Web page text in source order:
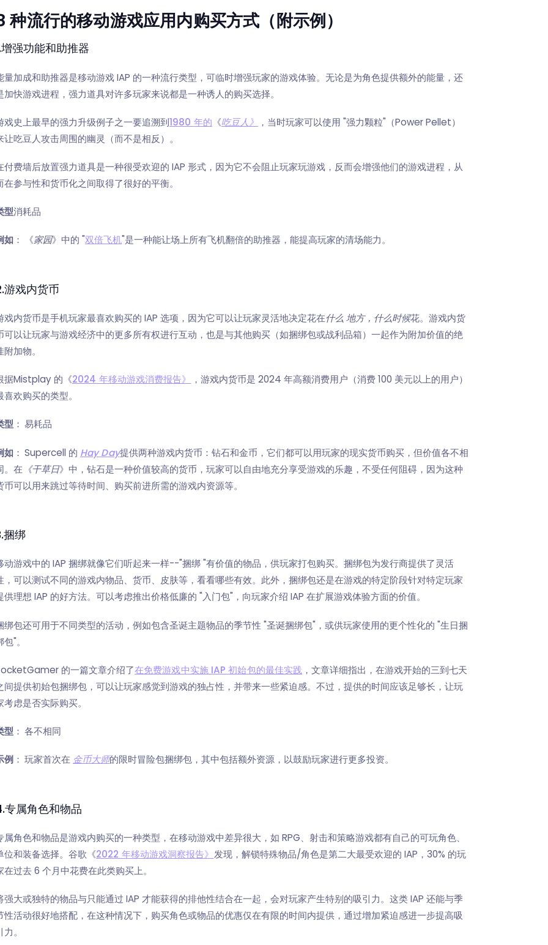
种流行的移动游戏应用内购买方式（附示例）
增强功能和助推器
量加成和助推器是移动游戏 IAP 的一种流行类型，可临时增强玩家的游戏体验。无论是为角色提供额外的能量，还
加快游戏进程，强力道具对许多玩家来说都是一种诱人的购买选择。
戏史上最早的强力升级例子之一要追溯到1980 年的 《吃豆人》
，当时玩家可以使用 "强力颗粒"（Power Pellet）
让吃豆人攻击周围的幽灵（而不是相反）。
付费墙后放置强力道具是一种很受欢迎的 IAP 形式，因为它不会阻止玩家玩游戏，反而会增强他们的游戏进程，从
在参与性和货币化之间取得了很好的平衡。
型消耗品
如 ： 《家园》中的 "双倍飞机"是一种能让场上所有飞机翻倍的助推器，能提高玩家的清场能力。
游戏内货币
戏内货币是手机玩家最喜欢购买的 IAP 选项，因为它可以让玩家灵活地决定花在什么 地方，什么时候花。游戏内货
可以让玩家与游戏经济中的更多所有权进行互动，也是与其他购买（如捆绑包或战利品箱）一起作为附加价值的绝
附加物。
据Mistplay 的《2024 年移动游戏消费报告》
，游戏内货币是 2024 年高额消费用户（消费 100 美元以上的用户）
喜欢购买的类型。
型 ： 易耗品
如 ： Supercell 的 Hay Day提供两种游戏内货币：钻石和金币，它们都可以用玩家的现实货币购买，但价值各不相
。在 《干草日》中，钻石是一种价值较高的货币，玩家可以自由地充分享受游戏的乐趣，不受任何阻碍，因为这种
币可以用来跳过等待时间、购买前进所需的游戏内资源等。
捆绑
动游戏中的 IAP 捆绑就像它们听起来一样--"捆绑 "有价值的物品，供玩家打包购买。捆绑包为发行商提供了灵活
，可以测试不同的游戏内物品、货币、皮肤等，看看哪些有效。此外，捆绑包还是在游戏的特定阶段针对特定玩家
供理想 IAP 的好方法。可以考虑推出价格低廉的 "入门包"，向玩家介绍 IAP 在扩展游戏体验方面的价值。
绑包还可用于不同类型的活动，例如包含圣诞主题物品的季节性 "圣诞捆绑包"，或供玩家使用的更个性化的 "生日捆
包"。
的一篇文章介绍了在免费游戏中实施 IAP 初始包的最佳实践 ，文章详细指出，在游戏开始的三到七天
间提供初始包捆绑包，可以让玩家感觉到游戏的独占性，并带来一些紧迫感。不过，提供的时间应该足够长，让玩
考虑是否实际购买。
型 ： 各不相同
例 ： 玩家首次在 金币大师的限时冒险包捆绑包，其中包括额外资源，以鼓励玩家进行更多投资。
专属角色和物品
属角色和物品是游戏内购买的一种类型，在移动游戏中差异很大，如 RPG、射击和策略游戏都有自己的可玩角色、
位和装备选择。谷歌《2022 年移动游戏洞察报告》 发现，解锁特殊物品/角色是第二大最受欢迎的 IAP，30% 的玩
在过去 6 个月中花费在此类购买上。
强大或独特的物品与只能通过 IAP 才能获得的排他性结合在一起，会对玩家产生特别的吸引力。这类 IAP 还能与季
性活动很好地搭配，在这种情况下，购买角色或物品的优惠仅在有限的时间内提供，通过增加紧迫感进一步提高吸
力。